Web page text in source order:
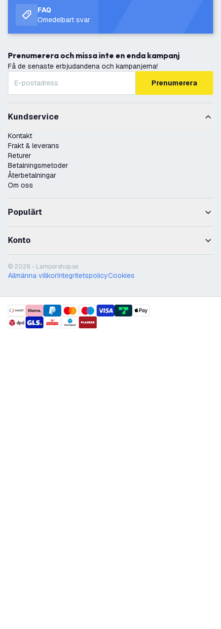
FAQ
Omedelbart svar
Prenumerera och missa inte en enda kampanj
Få de senaste erbjudandena och kampanjerna!
Prenumerera
Kundservice
Kontakt
Frakt & leverans
Returer
Betalningsmetoder
Återbetalningar
Om oss
Populärt
Konto
© 2026 - Lamporshop.se
Allmänna villkorIntegritetspolicyCookies
payment methods
shipment methods